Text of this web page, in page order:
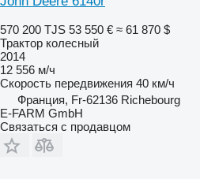
570 200 TJS 53 550 € ≈ 61 870 $
Трактор колесный
2014
12 556 м/ч
Скорость передвижения 40 км/ч
Франция, Fr-62136 Richebourg
E-FARM GmbH
Связаться с продавцом